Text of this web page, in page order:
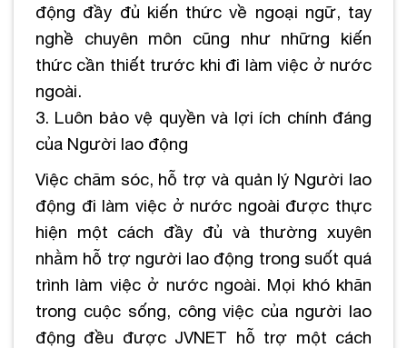
động đầy đủ kiến thức về ngoại ngữ, tay
nghề chuyên môn cũng như những kiến
thức cần thiết trước khi đi làm việc ở nước
ngoài.
3. Luôn bảo vệ quyền và lợi ích chính đáng
của Người lao động
Việc chăm sóc, hỗ trợ và quản lý Người lao
động đi làm việc ở nước ngoài được thực
hiện một cách đầy đủ và thường xuyên
nhằm hỗ trợ người lao động trong suốt quá
trình làm việc ở nước ngoài. Mọi khó khăn
trong cuộc sống, công việc của người lao
động đều được JVNET hỗ trợ một cách